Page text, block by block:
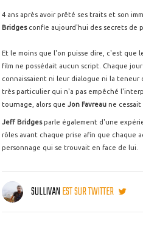
4 ans après avoir prêté ses traits et son
Bridgesconfie aujourd'hui des secrets de
Et le moins que l'on puisse dire, c'est que
film ne possédait aucun script. Chaque
connaissaient ni leur dialogue ni la teneur
très particulier qui n'a pas empêché
tournage, alors que Jon Favreau ne cessait
Jeff Bridgesparle également d'une
rôles avant chaque prise afin que chaque
personnage qui se trouvait en face de lui.
SULLIVANEST SUR TWITTER